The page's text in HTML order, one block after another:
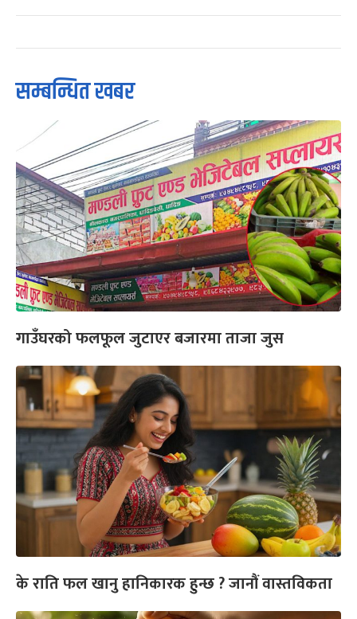
सम्बन्धित खबर
गाउँघरको फलफूल जुटाएर बजारमा ताजा जुस
के राति फल खानु हानिकारक हुन्छ ? जानौं वास्तविकता